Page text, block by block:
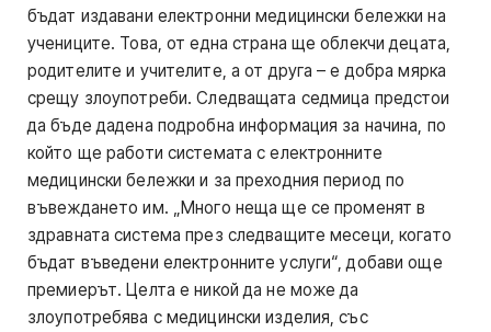
бъдат издавани електронни медицински бележки на
учениците. Това, от една страна ще облекчи децата,
родителите и учителите, а от друга – е добра мярка
срещу злоупотреби. Следващата седмица предстои
да бъде дадена подробна информация за начина, по
който ще работи системата с електронните
медицински бележки и за преходния период по
въвеждането им. „Много неща ще се променят в
здравната система през следващите месеци, когато
бъдат въведени електронните услуги“, добави още
премиерът. Целта е никой да не може да
злоупотребява с медицински изделия, със